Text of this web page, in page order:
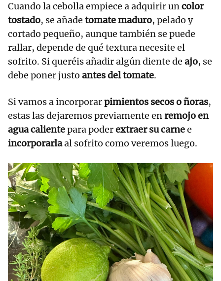
Cuando la cebolla empiece a adquirir uncolor
tostado, se añade tomate maduro, pelado y
cortado pequeño, aunque también se puede
rallar, depende de qué textura necesite el
sofrito. Si queréis añadir algún diente de ajo, se
debe poner justo antes del tomate.
Si vamos a incorporarpimientos secos o ñoras,
estas las dejaremos previamente enremojo en
agua calientepara poderextraer su carnee
incorporarlaal sofrito como veremos luego.